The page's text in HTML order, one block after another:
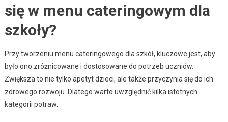
się w menu cateringowym dla
szkoły?
Przy tworzeniu menu cateringowego dla szkół, kluczowe jest, aby
było ono zróżnicowane i dostosowane do potrzeb uczniów.
Zwiększa to nie tylko apetyt dzieci, ale także przyczynia się do ich
zdrowego rozwoju. Dlatego warto uwzględnić kilka istotnych
kategorii potraw.